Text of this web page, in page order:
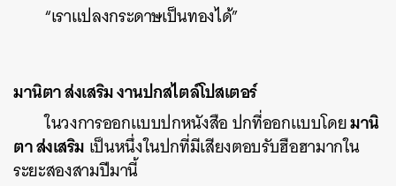
“เราแปลงกระดาษเป็นทองได้”
มานิตา ส่งเสริม งานปกสไตล์โปสเตอร์
ในวงการออกแบบปกหนังสือ ปกที่ออกแบบโดยมานิ
ตา ส่งเสริม เป็นหนึ่งในปกที่มีเสียงตอบรับฮือฮามากใน
ระยะสองสามปีมานี้